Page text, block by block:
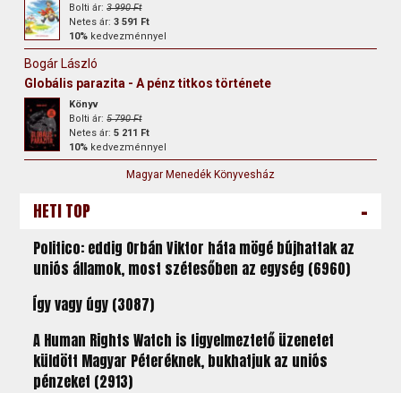
Bolti ár:3 990 Ft
Netes ár:3 591 Ft
10% kedvezménnyel
Bogár László
Globális parazita - A pénz titkos története
Könyv
Bolti ár:5 790 Ft
Netes ár:5 211 Ft
10% kedvezménnyel
Magyar Menedék Könyvesház
HETI TOP -
Politico: eddig Orbán Viktor háta mögé bújhattak az
uniós államok, most szétesőben az egység (6960)
Így vagy úgy (3087)
A Human Rights Watch is figyelmeztető üzenetet
küldött Magyar Péteréknek, bukhatjuk az uniós
pénzeket (2913)